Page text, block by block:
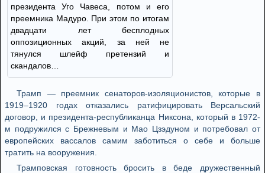
президента Уго Чавеса, потом и его
преемника Мадуро. При этом по итогам
двадцати лет бесплодных
оппозиционных акций, за ней не
тянулся шлейф претензий и
скандалов…
Трамп — преемник сенаторов-изоляционистов, которые в
1919–1920 годах отказались ратифицировать Версальский
договор, и президента-республиканца Никсона, который в 1972-
м подружился с Брежневым и Мао Цзэдуном и потребовал от
европейских вассалов самим заботиться о себе и больше
тратить на вооружения.
Трамповская готовность бросить в беде дружественный